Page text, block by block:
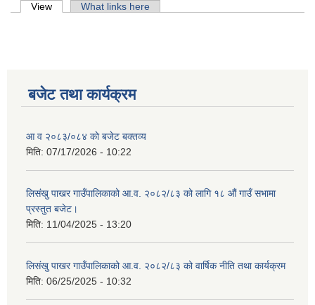
Primary tabs
View (active tab)What links here
बजेट तथा कार्यक्रम
आ व २०८३/०८४ काे बजेट बक्तव्य
मिति: 07/17/2026 - 10:22
लिसंखु पाखर गाउँपालिकाको आ.व. २०८२/८३ को लागि १८ औं गाउँ सभामा
प्रस्तुत बजेट।
मिति: 11/04/2025 - 13:20
लिसंखु पाखर गाउँपालिकाको आ.व. २०८२/८३ को वार्षिक नीति तथा कार्यक्रम
मिति: 06/25/2025 - 10:32